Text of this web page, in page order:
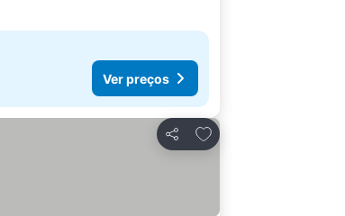
Ver preços
Partilhar
Adicionar aos favoritos